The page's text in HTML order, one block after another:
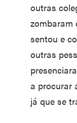
outras
zombaram
sentou e
outras
a procurar
já que se